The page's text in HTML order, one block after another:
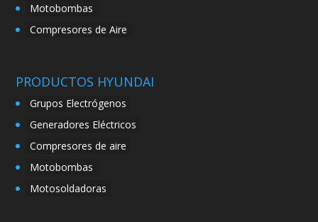
Motobombas
Compresores de Aire
PRODUCTOS HYUNDAI
Grupos Electrógenos
Generadores Eléctricos
Compresores de aire
Motobombas
Motosoldadoras